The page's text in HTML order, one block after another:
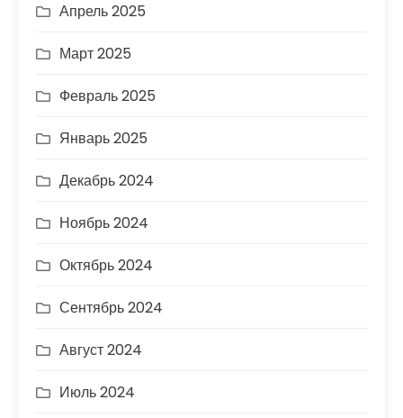
Апрель 2025
Март 2025
Февраль 2025
Январь 2025
Декабрь 2024
Ноябрь 2024
Октябрь 2024
Сентябрь 2024
Август 2024
Июль 2024